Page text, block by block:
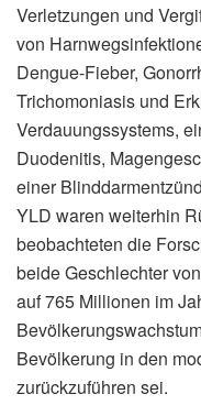
Verletzungen und
von
Dengue-Fieber,
Trichomoniasis und
Verdauungssystems,
Duodenitis,
einer
YLD waren weiterhin
beobachteten die
beide Geschlechter
auf 765 Millionen im
Bevölkerung in den
zurückzuführen sei.